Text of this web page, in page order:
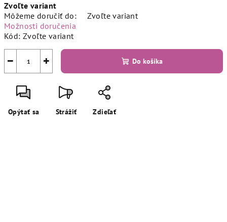
cena:
Zvoľte variant
Môžeme doručiť do:
Zvoľte variant
Možnosti doručenia
Kód: Zvoľte variant
+
− Do košíka
Opýtať sa Strážiť Zdieľať